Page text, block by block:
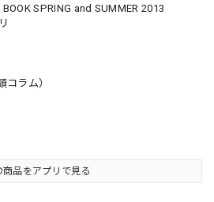
BOOK SPRING and SUMMER 2013
コラム）
商品をアプリで見る